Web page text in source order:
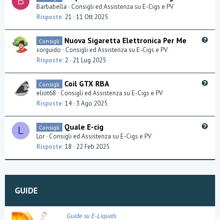
Barbabella
Consigli ed Assistenza su E-Cigs e PV
Risposte 21 11 Ott 2025
Consigli Nuova Sigaretta Elettronica Per Me
sorguido
Consigli ed Assistenza su E-Cigs e PV
Risposte 2 21 Lug 2025
Consigli Coil GTX RBA
eliot68
Consigli ed Assistenza su E-Cigs e PV
Risposte 14 3 Ago 2025
L
t
Consigli Quale E-cig
Lor Consigli ed Assistenza su E-Cigs e PV
Risposte 18 22 Feb 2025
GUIDE
Guide su E-Liquids